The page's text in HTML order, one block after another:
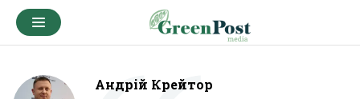
Андрій Крейтор